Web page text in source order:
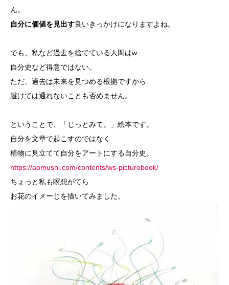
ん。
自分に価値を見出す良いきっかけになりますよね。
でも、私など過去を捨てている人間はw
自分史など得意ではない。
ただ、過去は未来を見つめる根拠ですから
避けては通れないことも否めません。
ということで、「じっとみて。」絵本です。
自分を文章で起こすのではなく
植物に見立てて自分をアートにする自分史。
https://aomushi.com/contents/ws-picturebook/
ちょっと私も瞑想がてら
お花のイメーじを描いてみました。